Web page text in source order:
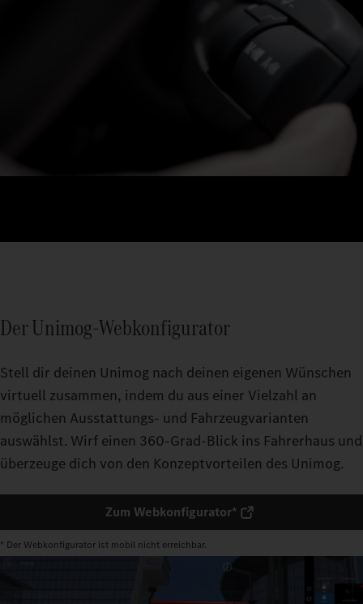
Der Unimog-Webkonfigurator
Stell dir deinen Unimog nach deinen eigenen Wünschen
virtuell zusammen, indem du aus einer Vielzahl an
möglichen Ausstattungs- und Fahrzeugvarianten
auswählst. Wirf einen 360-Grad-Blick ins Fahrerhaus und
überzeuge dich von den Konzeptvorteilen des Unimog.
Zum Webkonfigurator*
* Der Webkonfigurator ist mobil nicht erreichbar.